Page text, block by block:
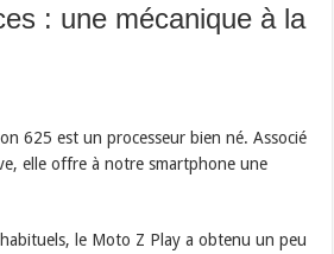
: une mécanique à la
625 est un processeur bien né. Associé
elle offre à notre smartphone une
le Moto Z Play a obtenu un peu